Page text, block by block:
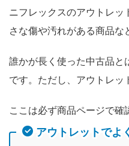
ニフレックスのアウトレ
さな傷や汚れがある商品な
誰かが長く使った中古品と
です。ただし、アウトレッ
ここは必ず商品ページで確
アウトレットでよ